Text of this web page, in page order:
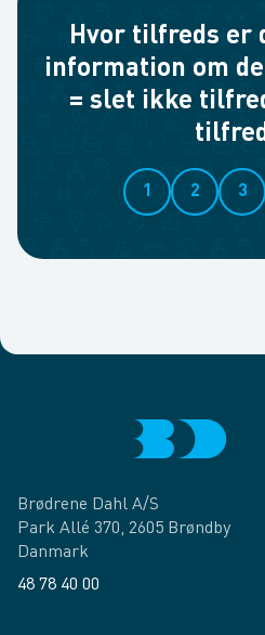
Hvor tilfreds er
information om
= slet ikke
1 2 3
Brødrene Dahl A/S
Park Allé 370, 2605 Brøndby
Danmark
48 78 40 00